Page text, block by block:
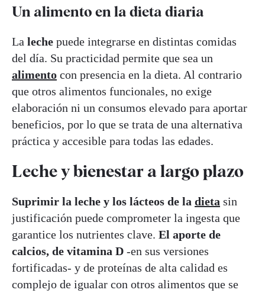
Un alimento en la dieta diaria
La leche puede integrarse en distintas comidas
del día. Su practicidad permite que sea un
alimento con presencia en la dieta. Al contrario
que otros alimentos funcionales, no exige
elaboración ni un consumos elevado para aportar
beneficios, por lo que se trata de una alternativa
práctica y accesible para todas las edades.
Leche y bienestar a largo plazo
Suprimir la leche y los lácteos de la dieta sin
justificación puede comprometer la ingesta que
garantice los nutrientes clave. El aporte de
calcios, de vitamina D -en sus versiones
fortificadas- y de proteínas de alta calidad es
complejo de igualar con otros alimentos que se